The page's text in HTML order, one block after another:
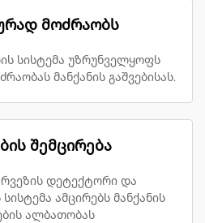
მოძრაობს
სისტემა უზრუნველყოფს
მანქანის გაშვებისას.
შემცირება
დეტექტორი და
ამცირებს მანქანის
ალბათობას